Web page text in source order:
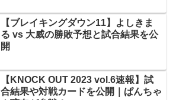
【ブレイキングダウン11】よしきま
る vs 大威の勝敗予想と試合結果を公
開
【KNOCK OUT 2023 vol.6速報】試
合結果や対戦カードを公開｜ぱんちゃ